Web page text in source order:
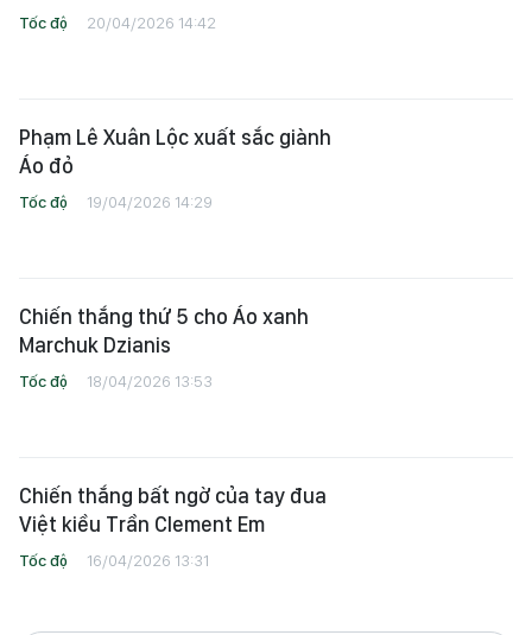
Tốc độ 20/04/2026 14:42
Phạm Lê Xuân Lộc xuất sắc giành
Áo đỏ
Tốc độ 19/04/2026 14:29
Chiến thắng thứ 5 cho Áo xanh
Marchuk Dzianis
Tốc độ 18/04/2026 13:53
Chiến thắng bất ngờ của tay đua
Việt kiều Trần Clement Em
Tốc độ 16/04/2026 13:31